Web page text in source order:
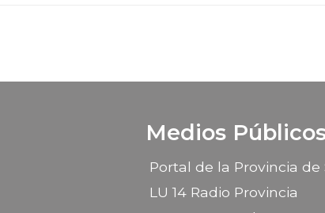
Medios
Portal de la Provincia de
LU 14 Radio Provincia